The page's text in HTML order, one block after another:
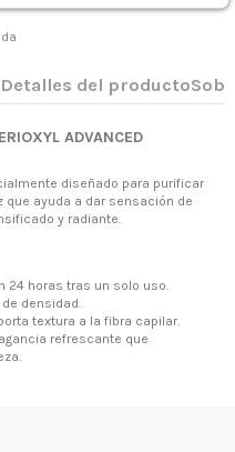
ADVANCED
diseñado para purificar
ayuda a dar sensación de
y radiante.
24 horas tras un solo uso.
densidad.
textura a la fibra capilar.
refrescante que